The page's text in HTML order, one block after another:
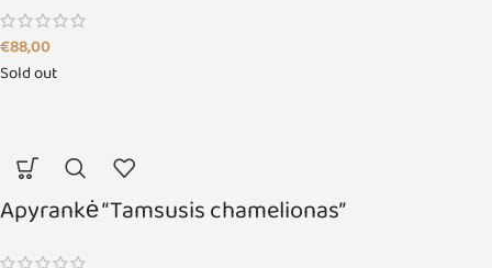
€88,00
Sold out
Apyrankė “Tamsusis chamelionas”